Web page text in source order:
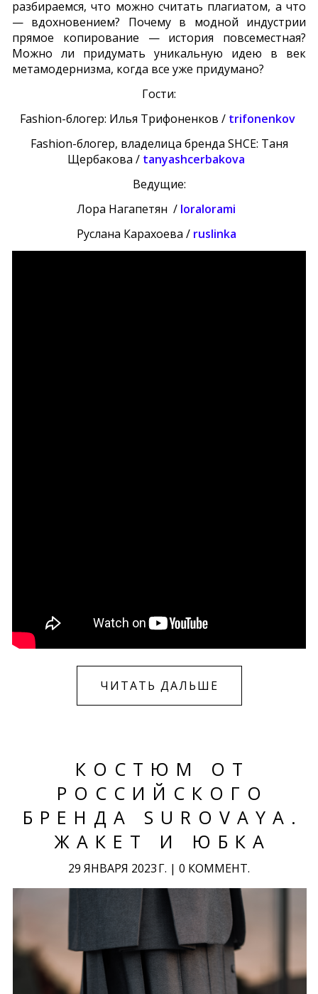
разбираемся, что можно считать плагиатом, а что
— вдохновением? Почему в модной индустрии
прямое копирование — история повсеместная?
Можно ли придумать уникальную идею в век
метамодернизма, когда все уже придумано?
Гости:
Fashion-блогер: Илья Трифоненков / trifonenkov
Fashion-блогер, владелица бренда SHCE: Таня
Щербакова / tanyashcerbakova
Ведущие:
Лора Нагапетян / loralorami
Руслана Карахоева / ruslinka
ЧИТАТЬ ДАЛЬШЕ
КОСТЮМ ОТ
РОССИЙСКОГО
БРЕНДА SUROVAYA.
ЖАКЕТ И ЮБКА
29 ЯНВАРЯ 2023 Г. | 0 КОММЕНТ.